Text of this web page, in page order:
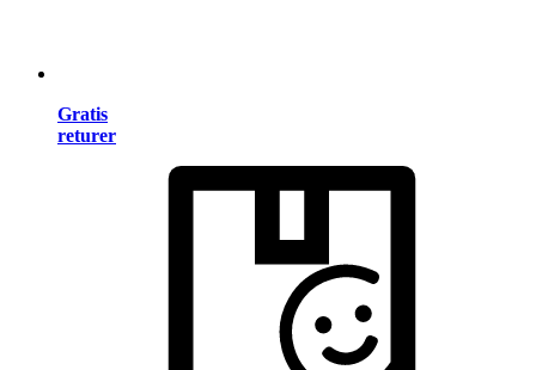
Gratis
returer